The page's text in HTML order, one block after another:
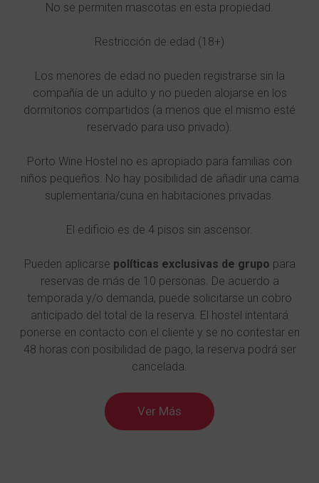
No se permiten mascotas en esta propiedad.
Restricción de edad (18+)
Los menores de edad no pueden registrarse sin la
compañía de un adulto y no pueden alojarse en los
dormitorios compartidos (a menos que el mismo esté
reservado para uso privado).
Porto Wine Hostel no es apropiado para familias con
niños pequeños. No hay posibilidad de añadir una cama
suplementaria/cuna en habitaciones privadas.
El edificio es de 4 pisos sin ascensor.
Pueden aplicarse políticas exclusivas de grupo para
reservas de más de 10 personas. De acuerdo a
temporada y/o demanda, puede solicitarse un cobro
anticipado del total de la reserva. El hostel intentará
ponerse en contacto con el cliente y se no contestar en
48 horas con posibilidad de pago, la reserva podrá ser
cancelada.
Ver Más